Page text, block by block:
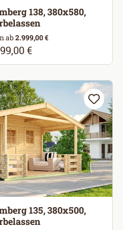
138, 380x580,
ab2.999,00 €
Preis:
€
135, 380x500,